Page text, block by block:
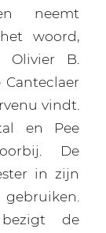
neemt
woord,
B.
vindt.
en Pee
De
in zijn
de